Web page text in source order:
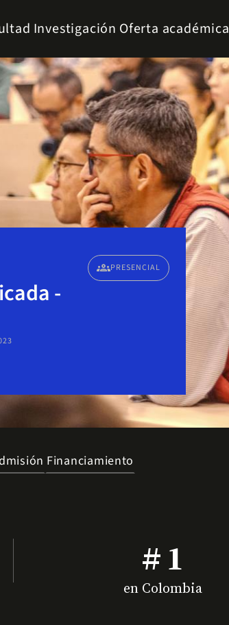
Investigación Oferta académica
groupsPRESENCIAL
-
Financiamiento
# 1
en Colombia